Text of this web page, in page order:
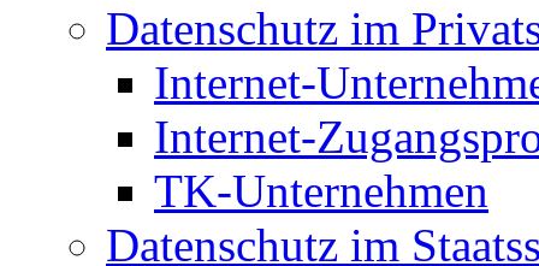
Datenschutz im
Internet-
Internet-
TK-Unternehmen
Datenschutz im